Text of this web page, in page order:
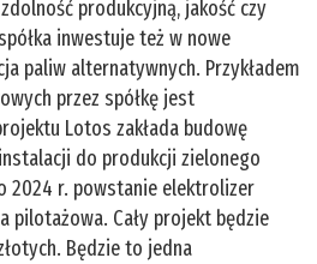
produkcyjną, jakość czy
inwestuje też w nowe
paliw alternatywnych. Przykładem
przez spółkę jest
Lotos zakłada budowę
do produkcji zielonego
2024 r. powstanie elektrolizer
pilotażowa. Cały projekt będzie
Będzie to jedna